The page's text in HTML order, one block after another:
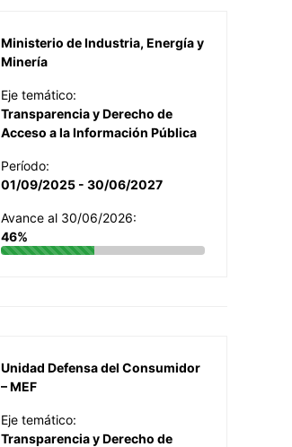
Ministerio de Industria, Energía y
Minería
Eje temático:
Transparencia y Derecho de
Acceso a la Información Pública
Período:
01/09/2025 - 30/06/2027
Avance al 30/06/2026:
46%
Unidad Defensa del Consumidor
– MEF
Eje temático:
Transparencia y Derecho de